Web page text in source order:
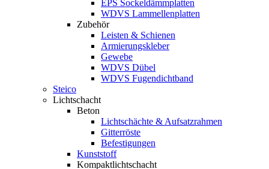
EPS Sockeldämmplatten
WDVS Lammellenplatten
Zubehör
Leisten & Schienen
Armierungskleber
Gewebe
WDVS Dübel
WDVS Fugendichtband
Steico
Lichtschacht
Beton
Lichtschächte & Aufsatzrahmen
Gitterröste
Befestigungen
Kunststoff
Kompaktlichtschacht